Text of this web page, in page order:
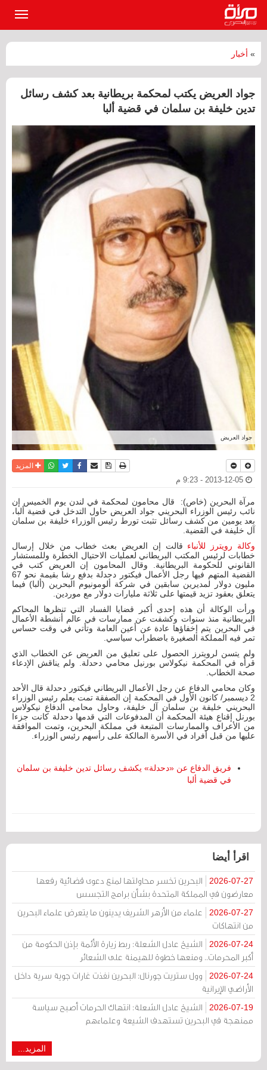
» أخبار
جواد العريض يكتب لمحكمة بريطانية بعد كشف رسائل
تدين خليفة بن سلمان في قضية ألبا
جواد العريض
نسخة للطباعة
حفظ الموضوع
أرسل الى صديق
فيسبوكتويترواتسابالمزيد
مرآة البحرين (خاص): قال محامون لمحكمة في لندن يوم الخميس إن
نائب رئيس الوزراء البحريني جواد العريض حاول التدخل في قضية ألبا،
بعد يومين من كشف رسائل تثبت تورط رئيس الوزراء خليفة بن سلمان
آل خليفة في القضية.
وكالة رويترز للأنباء قالت إن العريض بعث خطاب من خلال إرسال
خطابات لرئيس المكتب البريطاني لعمليات الاحتيال الخطرة وللمستشار
القانوني للحكومة البريطانية. وقال المحامون إن العريض كتب في
القضية المتهم فيها رجل الأعمال فيكتور دحدلة بدفع رشا بقيمة نحو 67
مليون دولار لمديرين سابقين في شركة ألومونيوم البحرين (ألبا) فيما
يتعلق بعقود تزيد قيمتها على ثلاثة مليارات دولار مع موردين.
ورأت الوكالة أن هذه إحدى أكبر قضايا الفساد التي تنظرها المحاكم
البريطانية منذ سنوات وكشفت عن ممارسات في عالم أنشطة الأعمال
في البحرين يتم إخفاؤها عادة عن أعين العامة وتأتي في وقت حساس
تمر فيه المملكة الصغيرة باضطراب سياسي.
ولم يتسن لرويترز الحصول على تعليق من العريض عن الخطاب الذي
قرأه في المحكمة نيكولاس بورنيل محامي دحدلة. ولم يناقش الإدعاء
صحة الخطاب.
وكان محامي الدفاع عن رجل الأعمال البريطاني فيكتور دحدلة قال الأحد
2 ديسمبر/ كانون الأول في المحكمة إن الصفقة تمت بعلم رئيس الوزراء
البحريني خليفة بن سلمان آل خليفة، وحاول محامي الدفاع نيكولاس
بورنل إقناع هيئة المحكمة أن المدفوعات التي قدمها دحدلة كانت جزءا
من الأعراف والممارسات المتبعة في مملكة البحرين، وتمت الموافقة
عليها من قبل أفراد في الأسرة المالكة على رأسهم رئيس الوزراء.
فريق الدفاع عن «دحدلة» يكشف رسائل تدين خليفة بن سلمان
في قضية ألبا
اقرأ أيضا
2026-07-27
البحرين تخسر محاولتها لمنع دعوى قضائية رفعها
معارضون في المملكة المتحدة بشأن برامج التجسس
2026-07-27
علماء من الأزهر الشريف يدينون ما يتعرض علماء البحرين
من انتهاكات
2026-07-24
الشيخ عادل الشعلة: ربط زيارة الأئمة بإذن الحكومة من
أكبر المحرمات.. ومنعها خطوة للهيمنة على الشعائر
2026-07-24
وول ستريت جورنال: البحرين نفذت غارات جوية سرية داخل
الأراضي الإيرانية
2026-07-19
الشيخ عادل الشعلة: انتهاك الحرمات أصبح سياسة
ممنهجة في البحرين تستهدف الشيعة وعلماءهم
المزيد...